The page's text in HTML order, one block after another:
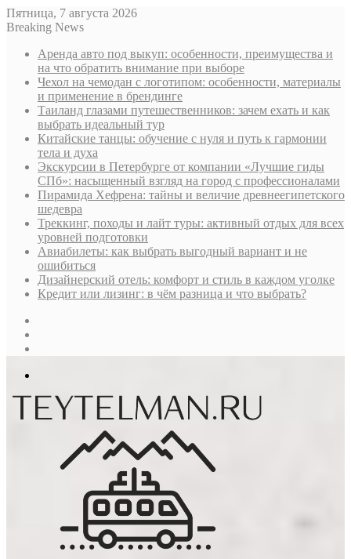
Пятница, 7 августа 2026
Breaking News
Аренда авто под выкуп: особенности, преимущества и
на что обратить внимание при выборе
Чехол на чемодан с логотипом: особенности, материалы
и применение в брендинге
Таиланд глазами путешественников: зачем ехать и как
выбрать идеальный тур
Китайские танцы: обучение с нуля и путь к гармонии
тела и духа
Экскурсии в Петербурге от компании «Лучшие гиды
СПб»: насыщенный взгляд на город с профессионалами
Пирамида Хефрена: тайны и величие древнеегипетского
шедевра
Треккинг, походы и лайт туры: активный отдых для всех
уровней подготовки
Авиабилеты: как выбрать выгодный вариант и не
ошибиться
Дизайнерский отель: комфорт и стиль в каждом уголке
Кредит или лизинг: в чём разница и что выбрать?